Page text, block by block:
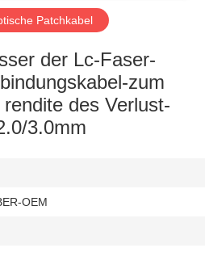
Patchkabel
der Lc-Faser-
zum
des Verlust-
3.0mm
OEM